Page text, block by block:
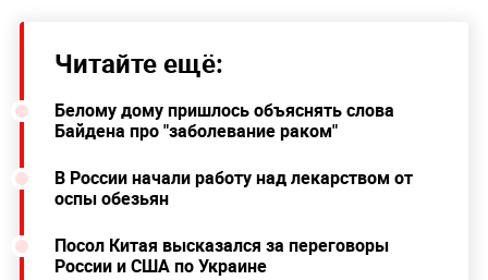
Читайте ещё:
Белому дому пришлось объяснять слова
Байдена про "заболевание раком"
В России начали работу над лекарством от
оспы обезьян
Посол Китая высказался за переговоры
России и США по Украине